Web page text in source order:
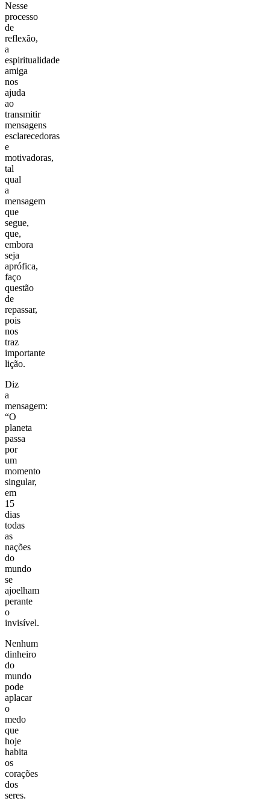
Nesse
processo
de
reflexão,
a
espiritualidade
amiga
nos
ajuda
ao
transmitir
mensagens
esclarecedoras
e
motivadoras,
tal
qual
a
mensagem
que
segue,
que,
embora
seja
aprófica,
faço
questão
de
repassar,
pois
nos
traz
importante
lição.
Diz
a
mensagem:
“O
planeta
passa
por
um
momento
singular,
em
15
dias
todas
as
nações
do
mundo
se
ajoelham
perante
o
invisível.
Nenhum
dinheiro
do
mundo
pode
aplacar
o
medo
que
hoje
habita
os
corações
dos
seres.